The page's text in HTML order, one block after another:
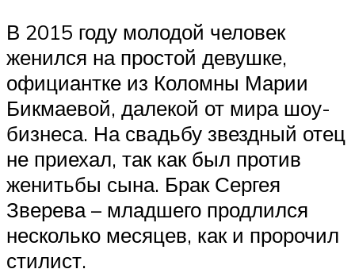
В 2015 году молодой человек
женился на простой девушке,
официантке из Коломны Марии
Бикмаевой, далекой от мира шоу-
бизнеса. На свадьбу звездный отец
не приехал, так как был против
женитьбы сына. Брак Сергея
Зверева – младшего продлился
несколько месяцев, как и пророчил
стилист.